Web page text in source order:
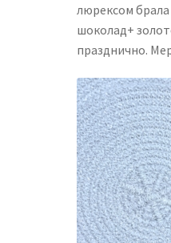
люрексом
шоколад+
празднично.